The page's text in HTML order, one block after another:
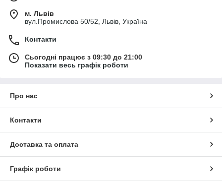
м. Львів
вул.Промислова 50/52, Львів, Україна
Контакти
Сьогодні працює з 09:30 до 21:00
Показати весь графік роботи
Про нас
Контакти
Доставка та оплата
Графік роботи